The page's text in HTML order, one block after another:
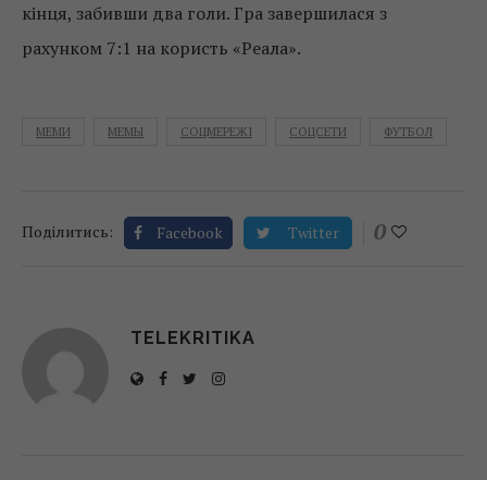
кінця, забивши два голи. Гра завершилася з
рахунком 7:1 на користь «Реала».
МЕМИ МЕМЫ СОЦМЕРЕЖІ СОЦСЕТИ ФУТБОЛ
Поділитись: Facebook Twitter 0
TELEKRITIKA